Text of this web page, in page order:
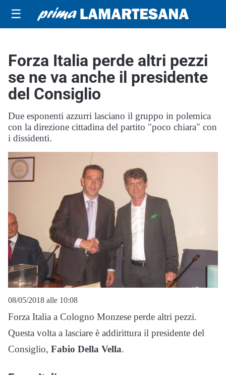
☰
Forza Italia perde altri pezzi
se ne va anche il presidente
del Consiglio
Due esponenti azzurri lasciano il gruppo in polemica
con la direzione cittadina del partito "poco chiara" con
i dissidenti.
08/05/2018 alle 10:08
Forza Italia a Cologno Monzese perde altri pezzi.
Questa volta a lasciare è addirittura il presidente del
Consiglio, Fabio Della Vella.